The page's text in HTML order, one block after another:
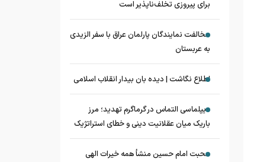
برای پیروزی تخلف‌ناپذیر است
مخالفت نمایندگان پارلمان عراق با سفر الزیدی
به عربستان
اطلاع نگاشت | دیده بان بیدار انقلاب اسلامی
دیپلماسی التماس در گرماگرم تهدید؛ مرز
باریک میان عقلانیت دینی و خطای استراتژیک
محبت امام حسین منشأ همه خیرات الهی